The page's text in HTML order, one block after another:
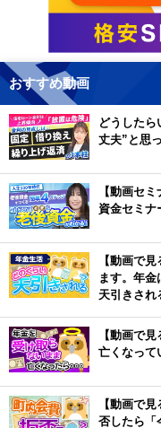
おすすめ動画
どうしたら
丈夫”と思
【動画セ
資金セミナ
【動画で
ます。年金
天引きされ
【動画で
亡くなって
【動画で
否したら「